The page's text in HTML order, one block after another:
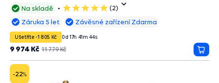
Na skladě
5
hvězdiček
(2)
Záruka 5 let Závěsné zařízení Zdarma
Ušetříte -1 805 Kč 0d 17h 41m 43s
11 779 Kč
9 974 Kč
do
-22%